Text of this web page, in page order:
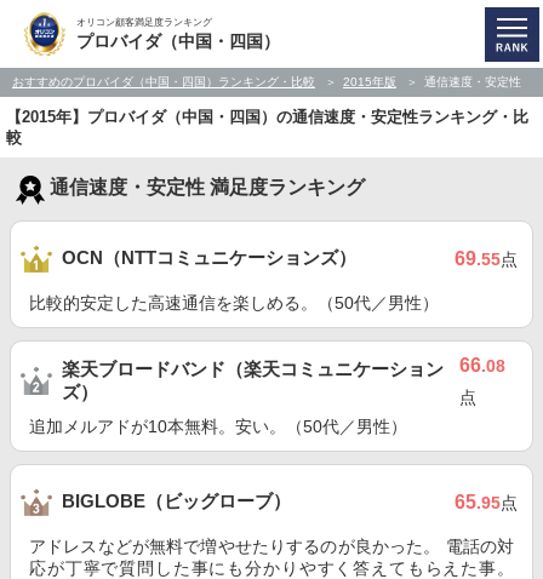
オリコン顧客満足度ランキング
プロバイダ（中国・四国）
おすすめのプロバイダ（中国・四国）ランキング・比較 2015年版 通信速度・安定性
【2015年】プロバイダ（中国・四国）の通信速度・安定性ランキング・比
較
通信速度・安定性 満足度ランキング
OCN（NTTコミュニケーションズ） 69.55点
比較的安定した高速通信を楽しめる。（50代／男性）
楽天ブロードバンド（楽天コミュニケーション
ズ）
66.08
点
追加メルアドが10本無料。安い。（50代／男性）
BIGLOBE（ビッグローブ） 65.95点
アドレスなどが無料で増やせたりするのが良かった。 電話の対
応が丁寧で質問した事にも分かりやすく答えてもらえた事。